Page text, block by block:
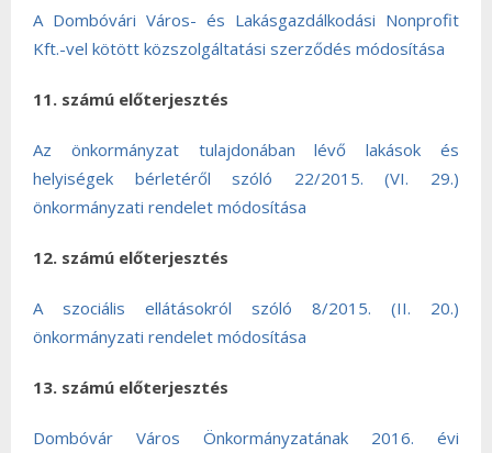
A Dombóvári Város- és Lakásgazdálkodási Nonprofit
Kft.-vel kötött közszolgáltatási szerződés módosítása
11. számú előterjesztés
Az önkormányzat tulajdonában lévő lakások és
helyiségek bérletéről szóló 22/2015. (VI. 29.)
önkormányzati rendelet módosítása
12. számú előterjesztés
A szociális ellátásokról szóló 8/2015. (II. 20.)
önkormányzati rendelet módosítása
13. számú előterjesztés
Dombóvár Város Önkormányzatának 2016. évi